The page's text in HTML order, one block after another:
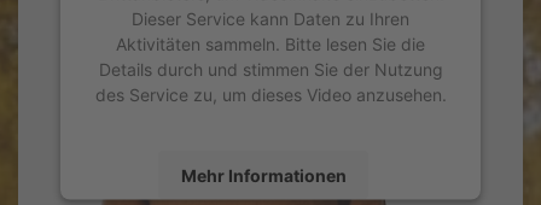
Dieser Service kann Daten zu Ihren
Aktivitäten sammeln. Bitte lesen Sie die
Details durch und stimmen Sie der Nutzung
des Service zu, um dieses Video anzusehen.
Mehr Informationen